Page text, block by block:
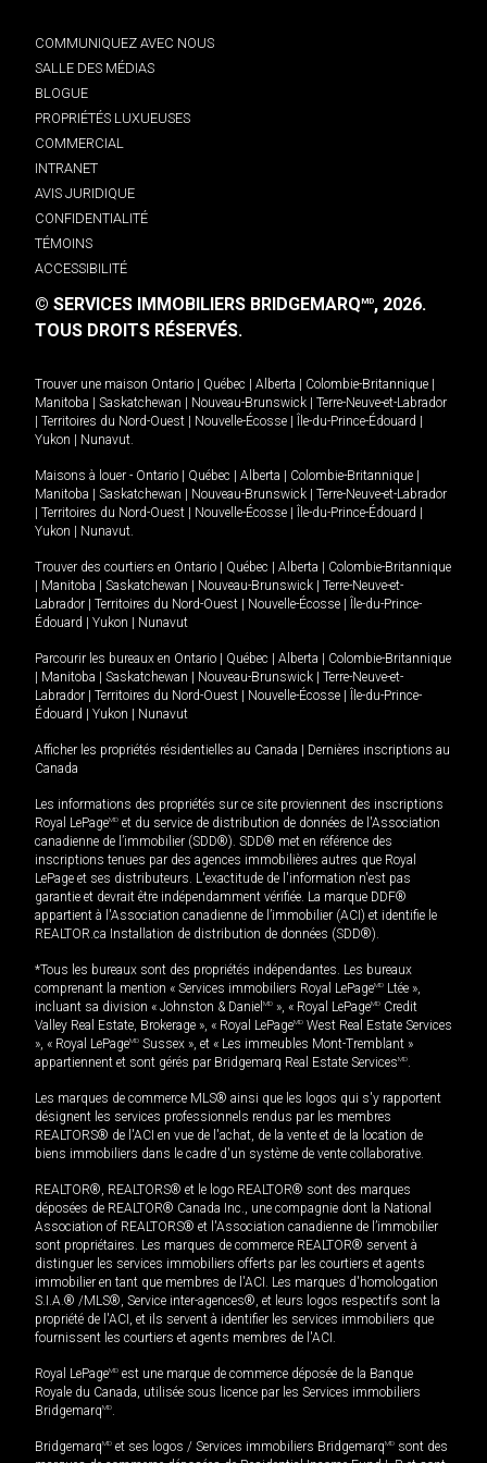
COMMUNIQUEZ AVEC NOUS
SALLE DES MÉDIAS
BLOGUE
PROPRIÉTÉS LUXUEUSES
COMMERCIAL
INTRANET
AVIS JURIDIQUE
CONFIDENTIALITÉ
TÉMOINS
ACCESSIBILITÉ
© SERVICES IMMOBILIERS BRIDGEMARQMD, 2026.
TOUS DROITS RÉSERVÉS.
Trouver une maison Ontario Québec Alberta Colombie-Britannique
Manitoba
Saskatchewan Nouveau-Brunswick
Terre-Neuve-et-Labrador
Territoires du Nord-Ouest Nouvelle-Écosse Île-du-Prince-Édouard
Yukon
Nunavut.
Maisons à louer - Ontario Québec Alberta Colombie-Britannique
Manitoba
Saskatchewan Nouveau-Brunswick
Terre-Neuve-et-Labrador
Territoires du Nord-Ouest Nouvelle-Écosse Île-du-Prince-Édouard
Yukon
Nunavut.
Trouver des courtiers en Ontario Québec Alberta
Colombie-Britannique
Manitoba Saskatchewan Nouveau-Brunswick
Terre-Neuve-et-
Labrador
Territoires du Nord-Ouest Nouvelle-Écosse
Île-du-Prince-
Édouard
Yukon Nunavut
Parcourir les bureaux en Ontario Québec Alberta
Colombie-Britannique
Manitoba Saskatchewan Nouveau-Brunswick
Terre-Neuve-et-
Labrador
Territoires du Nord-Ouest Nouvelle-Écosse
Île-du-Prince-
Édouard
Yukon Nunavut
Afficher les propriétés résidentielles au Canada
Dernières inscriptions au
Canada
Les informations des propriétés sur ce site proviennent des inscriptions
Royal LePageMD et du service de distribution de données de l'Association
canadienne de l’immobilier (SDD®). SDD® met en référence des
inscriptions tenues par des agences immobilières autres que Royal
LePage et ses distributeurs. L'exactitude de l'information n'est pas
garantie et devrait être indépendamment vérifiée. La marque DDF®
appartient à l'Association canadienne de l’immobilier (ACI) et identifie le
REALTOR.ca Installation de distribution de données (SDD®).
*Tous les bureaux sont des propriétés indépendantes. Les bureaux
comprenant la mention « Services immobiliers Royal LePageMD Ltée »,
incluant sa division « Johnston & Daniel MD », « Royal LePageMD Credit
Valley Real Estate, Brokerage », « Royal LePageMD West Real Estate Services
», « Royal LePageMD Sussex », et « Les immeubles Mont-Tremblant »
appartiennent et sont gérés par Bridgemarq Real Estate ServicesMD.
Les marques de commerce MLS® ainsi que les logos qui s'y rapportent
désignent les services professionnels rendus par les membres
REALTORS® de l'ACI en vue de l'achat, de la vente et de la location de
biens immobiliers dans le cadre d'un système de vente collaborative.
REALTOR®, REALTORS® et le logo REALTOR® sont des marques
déposées de REALTOR® Canada Inc., une compagnie dont la National
Association of REALTORS® et l'Association canadienne de l’immobilier
sont propriétaires. Les marques de commerce REALTOR® servent à
distinguer les services immobiliers offerts par les courtiers et agents
immobilier en tant que membres de l'ACI. Les marques d'homologation
S.I.A.® /MLS®, Service inter-agences®, et leurs logos respectifs sont la
propriété de l'ACI, et ils servent à identifier les services immobiliers que
fournissent les courtiers et agents membres de l'ACI.
Royal LePageMD est une marque de commerce déposée de la Banque
Royale du Canada, utilisée sous licence par les Services immobiliers
BridgemarqMD.
BridgemarqMD et ses logos / Services immobiliers BridgemarqMD sont des